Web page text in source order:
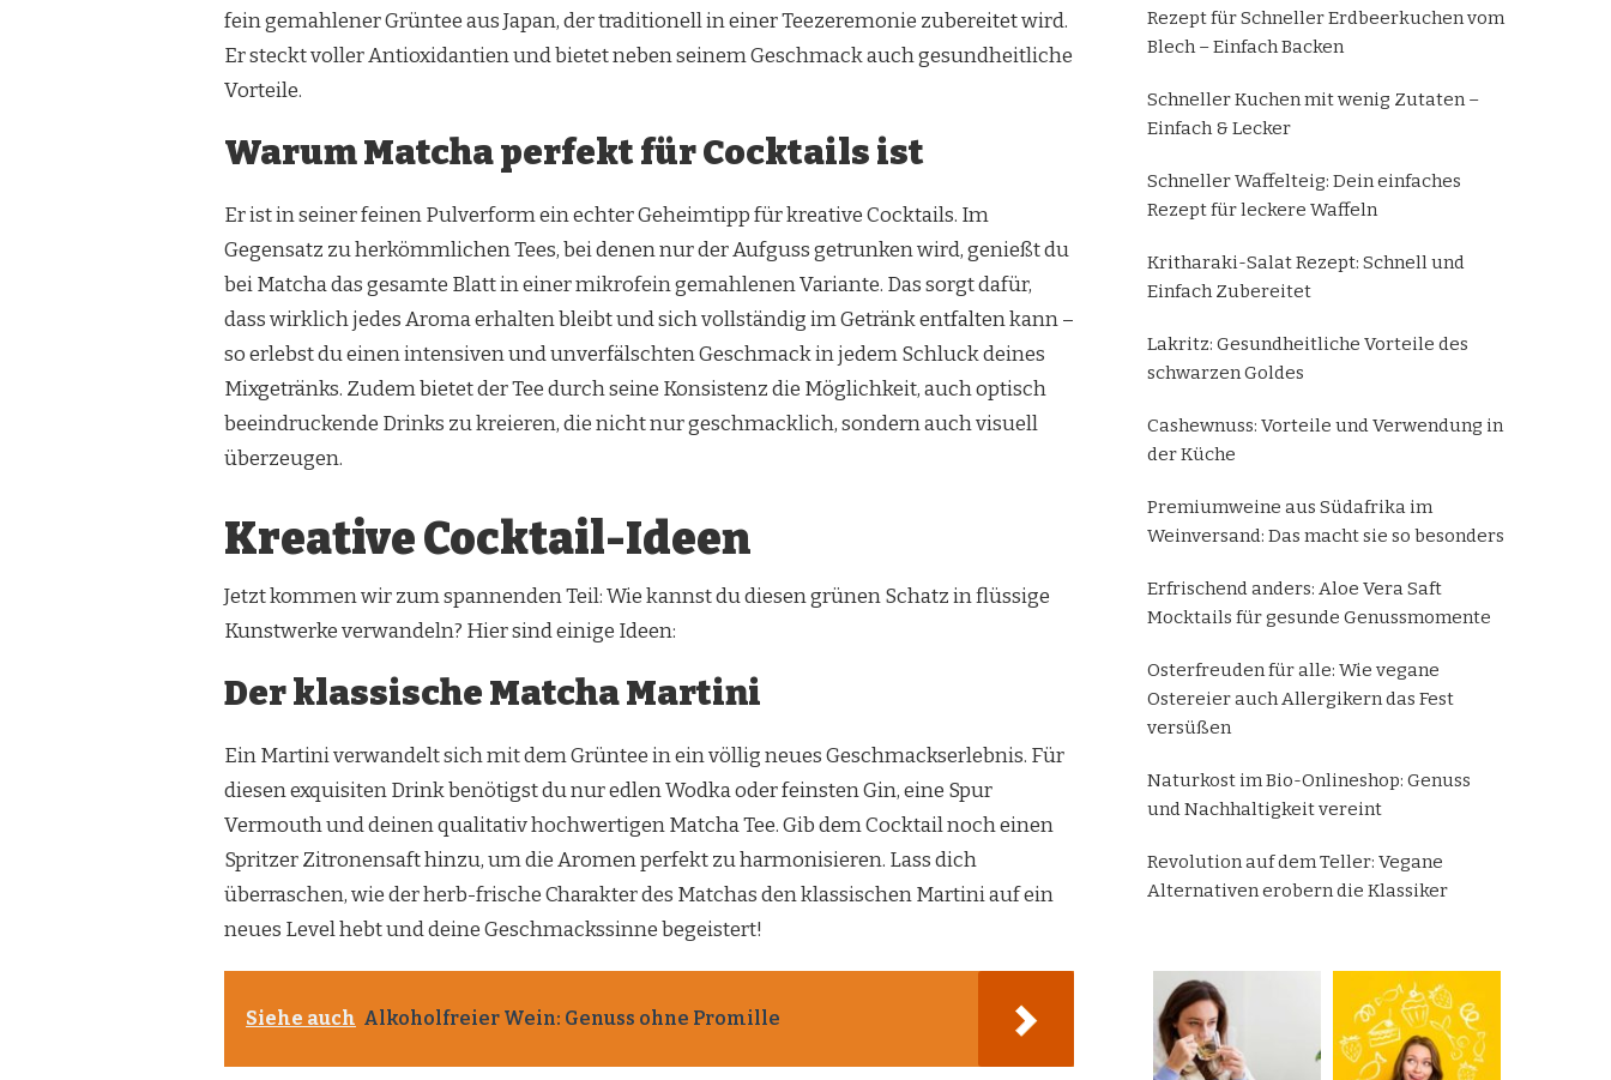
fein gemahlener Grüntee aus Japan, der traditionell in einer Teezeremonie zubereitet wird.
Er steckt voller Antioxidantien und bietet neben seinem Geschmack auch gesundheitliche
Vorteile.
Warum Matcha perfekt für Cocktails ist
Er ist in seiner feinen Pulverform ein echter Geheimtipp für kreative Cocktails. Im
Gegensatz zu herkömmlichen Tees, bei denen nur der Aufguss getrunken wird, genießt du
bei Matcha das gesamte Blatt in einer mikrofein gemahlenen Variante. Das sorgt dafür,
dass wirklich jedes Aroma erhalten bleibt und sich vollständig im Getränk entfalten kann –
so erlebst du einen intensiven und unverfälschten Geschmack in jedem Schluck deines
Mixgetränks. Zudem bietet der Tee durch seine Konsistenz die Möglichkeit, auch optisch
beeindruckende Drinks zu kreieren, die nicht nur geschmacklich, sondern auch visuell
überzeugen.
Kreative Cocktail-Ideen
Jetzt kommen wir zum spannenden Teil: Wie kannst du diesen grünen Schatz in flüssige
Kunstwerke verwandeln? Hier sind einige Ideen:
Der klassische Matcha Martini
Ein Martini verwandelt sich mit dem Grüntee in ein völlig neues Geschmackserlebnis. Für
diesen exquisiten Drink benötigst du nur edlen Wodka oder feinsten Gin, eine Spur
Vermouth und deinen qualitativ hochwertigen Matcha Tee. Gib dem Cocktail noch einen
Spritzer Zitronensaft hinzu, um die Aromen perfekt zu harmonisieren. Lass dich
überraschen, wie der herb-frische Charakter des Matchas den klassischen Martini auf ein
neues Level hebt und deine Geschmackssinne begeistert!
Siehe auch Alkoholfreier Wein: Genuss ohne Promille
Rezept für Schneller Erdbeerkuchen vom
Blech – Einfach Backen
Schneller Kuchen mit wenig Zutaten –
Einfach & Lecker
Schneller Waffelteig: Dein einfaches
Rezept für leckere Waffeln
Kritharaki-Salat Rezept: Schnell und
Einfach Zubereitet
Lakritz: Gesundheitliche Vorteile des
schwarzen Goldes
Cashewnuss: Vorteile und Verwendung in
der Küche
Premiumweine aus Südafrika im
Weinversand: Das macht sie so besonders
Erfrischend anders: Aloe Vera Saft
Mocktails für gesunde Genussmomente
Osterfreuden für alle: Wie vegane
Ostereier auch Allergikern das Fest
versüßen
Naturkost im Bio-Onlineshop: Genuss
und Nachhaltigkeit vereint
Revolution auf dem Teller: Vegane
Alternativen erobern die Klassiker